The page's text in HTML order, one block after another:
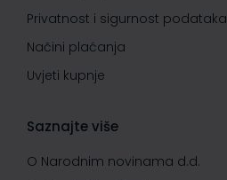
Privatnost i sigurnost podataka
Načini plaćanja
Uvjeti kupnje
Saznajte više
O Narodnim novinama d.d.